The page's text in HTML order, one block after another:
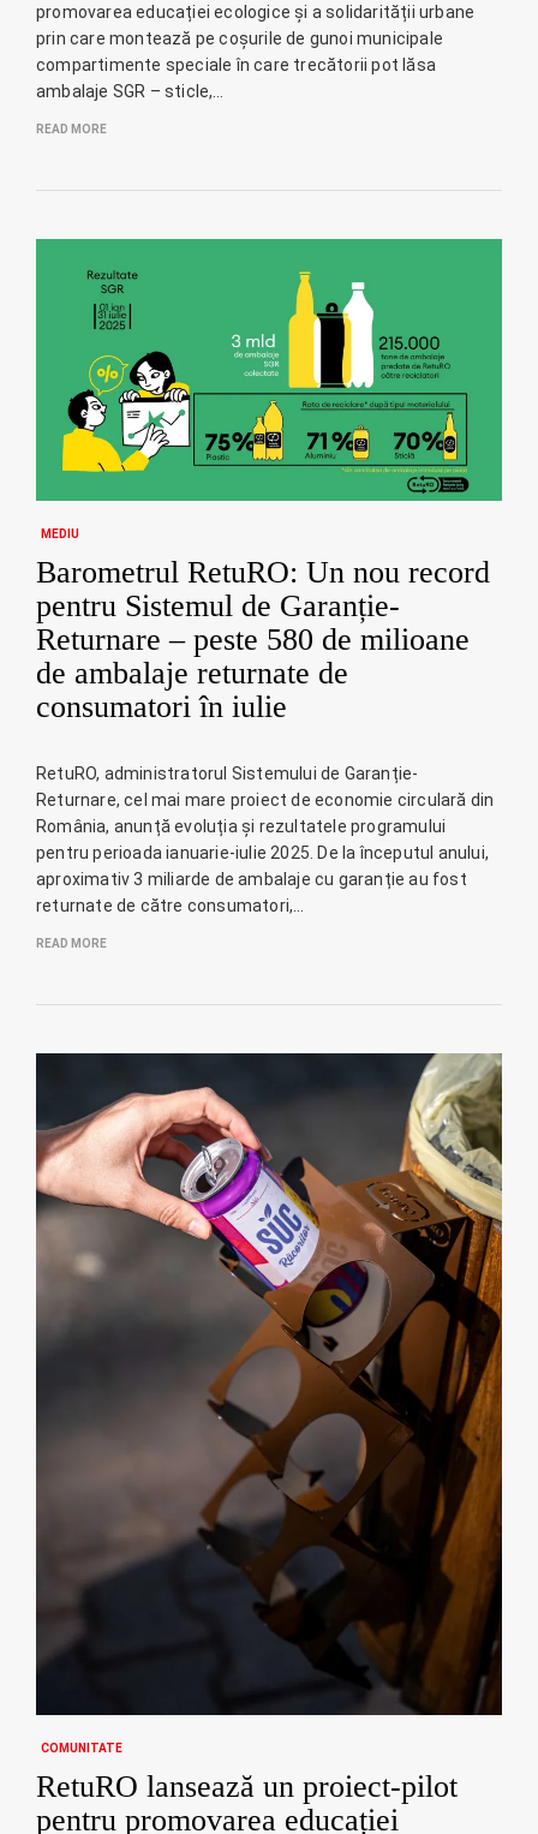
promovarea educației ecologice și a solidarității urbane
prin care montează pe coșurile de gunoi municipale
compartimente speciale în care trecătorii pot lăsa
ambalaje SGR – sticle,…
READ MORE
MEDIU
Barometrul RetuRO: Un nou record
pentru Sistemul de Garanție-
Returnare – peste 580 de milioane
de ambalaje returnate de
consumatori în iulie
RetuRO, administratorul Sistemului de Garanție-
Returnare, cel mai mare proiect de economie circulară din
România, anunță evoluția și rezultatele programului
pentru perioada ianuarie-iulie 2025. De la începutul anului,
aproximativ 3 miliarde de ambalaje cu garanție au fost
returnate de către consumatori,…
READ MORE
COMUNITATE
RetuRO lansează un proiect-pilot
pentru promovarea educației